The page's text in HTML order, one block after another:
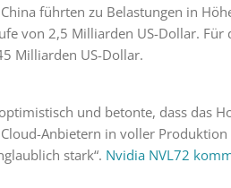
führten zu Belastungen in
von 2,5 Milliarden US-Dollar. Für
Milliarden US-Dollar.
und betonte, dass das
Anbietern in voller Produktion
stark“. Nvidia NVL72